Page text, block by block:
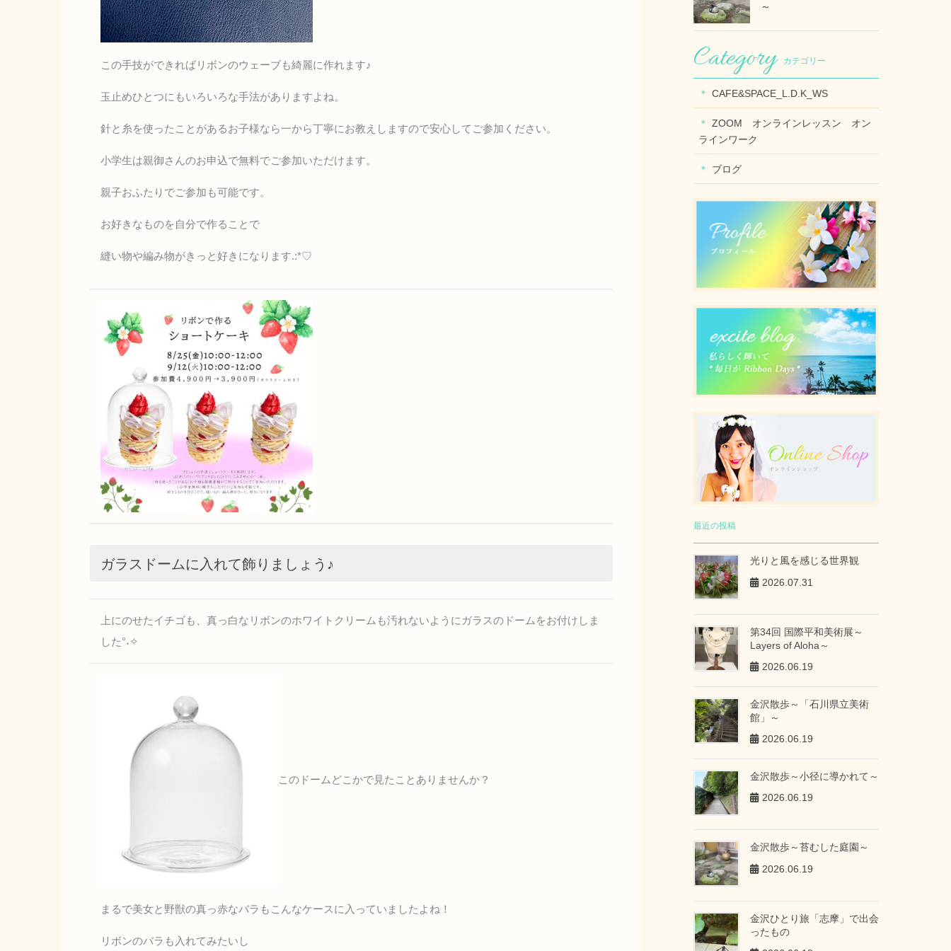
この手技ができればリボンのウェーブも綺麗に作れます♪
玉止めひとつにもいろいろな手法がありますよね。
針と糸を使ったことがあるお子様なら一から丁寧にお教えしますので安心してご参加ください。
小学生は親御さんのお申込で無料でご参加いただけます。
親子おふたりでご参加も可能です。
お好きなものを自分で作ることで
縫い物や編み物がきっと好きになります.:*♡
ガラスドームに入れて飾りましょう♪
上にのせたイチゴも、真っ白なリボンのホワイトクリームも汚れないようにガラスのドームをお付けしま
した°˖✧
このドームどこかで見たことありませんか？
まるで美女と野獣の真っ赤なバラもこんなケースに入っていましたよね！
リボンのバラも入れてみたいし
～
カテゴリー
CAFE&SPACE_L.D.K_WS
ZOOM オンラインレッスン オン
ラインワーク
ブログ
最近の投稿
光りと風を感じる世界観
2026.07.31
第34回 国際平和美術展～
Layers of Aloha～
2026.06.19
金沢散歩～「石川県立美術
館」～
2026.06.19
金沢散歩～小径に導かれて～
2026.06.19
金沢散歩～苔むした庭園～
2026.06.19
金沢ひとり旅「志摩」で出会
ったもの